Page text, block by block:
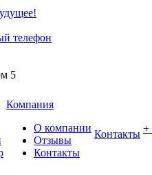
телефон
5
Компания
О компании
Отзывы
Контакты
Контакты